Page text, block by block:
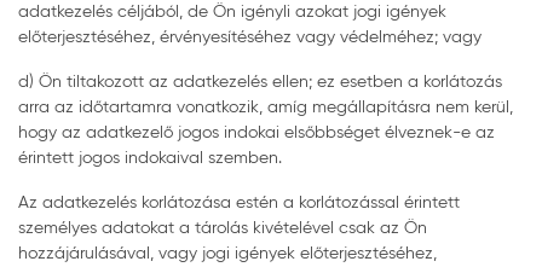
adatkezelés céljából, de Ön igényli azokat jogi igények
előterjesztéséhez, érvényesítéséhez vagy védelméhez; vagy
d) Ön tiltakozott az adatkezelés ellen; ez esetben a korlátozás
arra az időtartamra vonatkozik, amíg megállapításra nem kerül,
hogy az adatkezelő jogos indokai elsőbbséget élveznek-e az
érintett jogos indokaival szemben.
Az adatkezelés korlátozása estén a korlátozással érintett
személyes adatokat a tárolás kivételével csak az Ön
hozzájárulásával, vagy jogi igények előterjesztéséhez,